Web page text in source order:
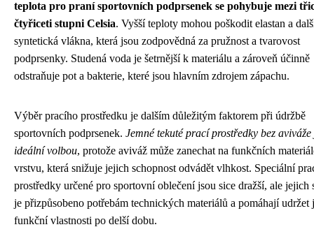
teplota pro praní sportovních podprsenek se pohybuje mezi
čtyřiceti stupni Celsia. Vyšší teploty mohou poškodit elastan a
syntetická vlákna, která jsou zodpovědná za pružnost a tvarovost
podprsenky. Studená voda je šetrnější k materiálu a zároveň účinně
odstraňuje pot a bakterie, které jsou hlavním zdrojem zápachu.
Výběr pracího prostředku je dalším důležitým faktorem při údržbě
sportovních podprsenek. Jemné tekuté prací prostředky bez aviváže
ideální volbou, protože aviváž může zanechat na funkčních
vrstvu, která snižuje jejich schopnost odvádět vlhkost. Speciální
prostředky určené pro sportovní oblečení jsou sice dražší, ale jejich
je přizpůsobeno potřebám technických materiálů a pomáhají udržet
funkční vlastnosti po delší dobu.